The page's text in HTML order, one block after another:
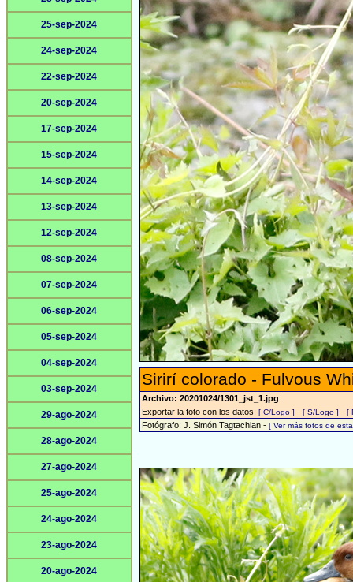
25-sep-2024
24-sep-2024
22-sep-2024
20-sep-2024
17-sep-2024
15-sep-2024
14-sep-2024
13-sep-2024
12-sep-2024
08-sep-2024
07-sep-2024
06-sep-2024
05-sep-2024
04-sep-2024
03-sep-2024
29-ago-2024
28-ago-2024
27-ago-2024
25-ago-2024
24-ago-2024
23-ago-2024
20-ago-2024
Sirirí colorado - Fulvous
Archivo: 20201024/1301_jst_1.jpg
Exportar la foto con los datos: [ C/Logo ] - [ S/Logo ] - [
Fotógrafo: J. Simón Tagtachian - [ Ver más fotos de